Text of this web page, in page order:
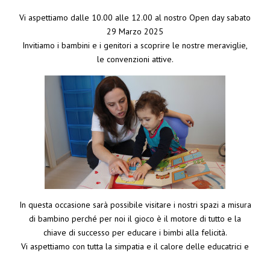
Vi aspettiamo dalle 10.00 alle 12.00 al nostro Open day sabato
29 Marzo 2025
Invitiamo i bambini e i genitori a scoprire le nostre meraviglie,
le convenzioni attive.
In questa occasione sarà possibile visitare i nostri spazi a misura
di bambino perché per noi il gioco è il motore di tutto e la
chiave di successo per educare i bimbi alla felicità.
Vi aspettiamo con tutta la simpatia e il calore delle educatrici e